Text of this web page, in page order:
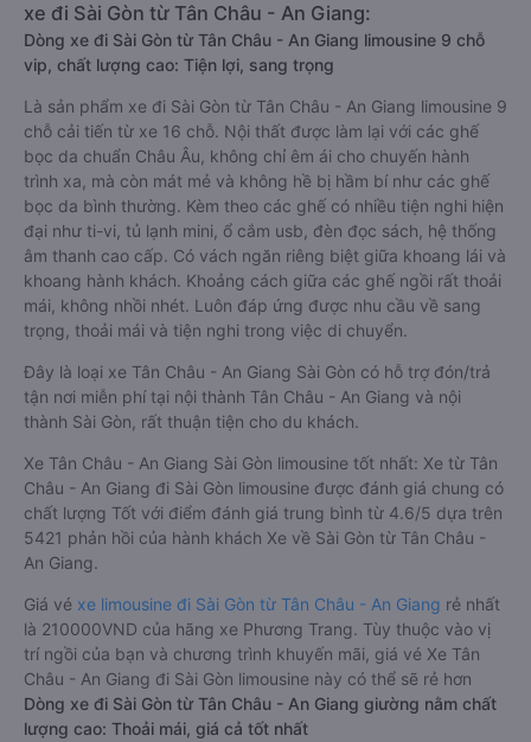
xe đi Sài Gòn từ Tân Châu - An Giang:
Dòng xe đi Sài Gòn từ Tân Châu - An Giang limousine 9 chỗ
vip, chất lượng cao: Tiện lợi, sang trọng
Là sản phẩm xe đi Sài Gòn từ Tân Châu - An Giang limousine 9
chỗ cải tiến từ xe 16 chỗ. Nội thất được làm lại với các ghế
bọc da chuẩn Châu Âu, không chỉ êm ái cho chuyến hành
trình xa, mà còn mát mẻ và không hề bị hầm bí như các ghế
bọc da bình thường. Kèm theo các ghế có nhiều tiện nghi hiện
đại như ti-vi, tủ lạnh mini, ổ cắm usb, đèn đọc sách, hệ thống
âm thanh cao cấp. Có vách ngăn riêng biệt giữa khoang lái và
khoang hành khách. Khoảng cách giữa các ghế ngồi rất thoải
mái, không nhồi nhét. Luôn đáp ứng được nhu cầu về sang
trọng, thoải mái và tiện nghi trong việc di chuyển.
Đây là loại xe Tân Châu - An Giang Sài Gòn có hỗ trợ đón/trả
tận nơi miễn phí tại nội thành Tân Châu - An Giang và nội
thành Sài Gòn, rất thuận tiện cho du khách.
Xe Tân Châu - An Giang Sài Gòn limousine tốt nhất: Xe từ Tân
Châu - An Giang đi Sài Gòn limousine được đánh giá chung có
chất lượng Tốt với điểm đánh giá trung bình từ 4.6/5 dựa trên
5421 phản hồi của hành khách Xe về Sài Gòn từ Tân Châu -
An Giang.
Giá vé xe limousine đi Sài Gòn từ Tân Châu - An Giang rẻ nhất
là 210000VND của hãng xe Phương Trang. Tùy thuộc vào vị
trí ngồi của bạn và chương trình khuyến mãi, giá vé Xe Tân
Châu - An Giang đi Sài Gòn limousine này có thể sẽ rẻ hơn
Dòng xe đi Sài Gòn từ Tân Châu - An Giang giường nằm chất
lượng cao: Thoải mái, giá cả tốt nhất